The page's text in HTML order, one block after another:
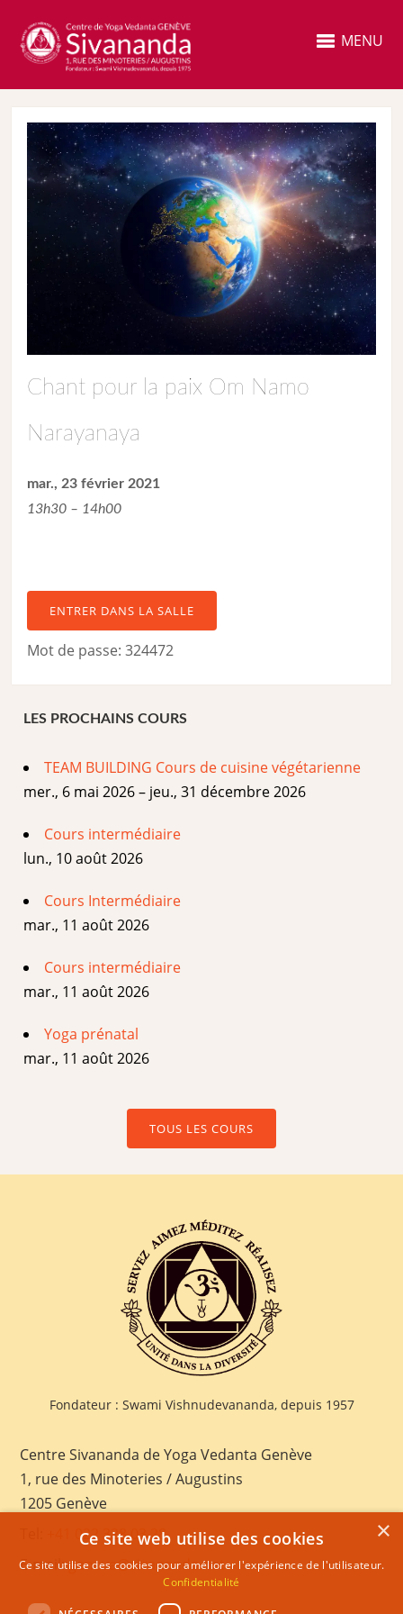
MENU
Chant pour la paix Om Namo
Narayanaya
mar., 23 février 2021
13h30 – 14h00
ENTRER DANS LA SALLE
Mot de passe: 324472
LES PROCHAINS COURS
TEAM BUILDING Cours de cuisine végétarienne
mer., 6 mai 2026 – jeu., 31 décembre 2026
Cours intermédiaire
lun., 10 août 2026
Cours Intermédiaire
mar., 11 août 2026
Cours intermédiaire
mar., 11 août 2026
Yoga prénatal
mar., 11 août 2026
TOUS LES COURS
Fondateur : Swami Vishnudevananda, depuis 1957
Centre Sivananda de Yoga Vedanta Genève
1, rue des Minoteries / Augustins
1205 Genève
+41 022 328 03 28
E-mail:geneva@sivananda.net
×
Ce site web utilise des cookies
Ce site utilise des cookies pour améliorer l'expérience de l'utilisateur.
Confidentialité